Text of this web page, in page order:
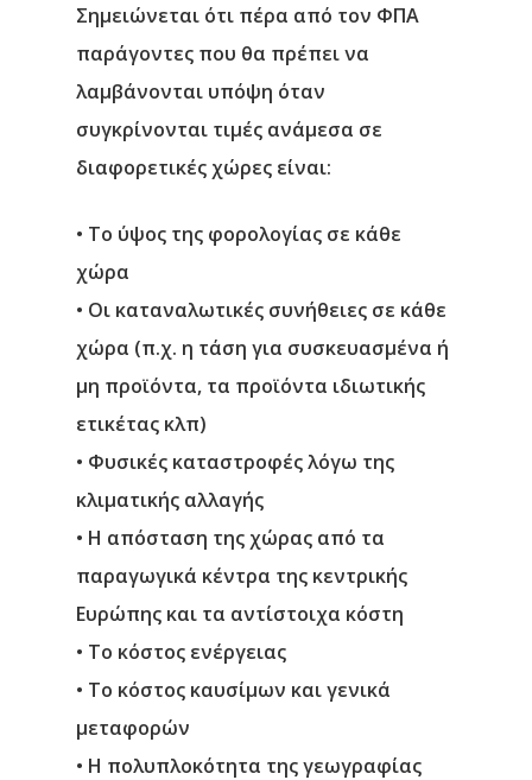
Σημειώνεται ότι πέρα από τον ΦΠΑ
παράγοντες που θα πρέπει να
λαμβάνονται υπόψη όταν
συγκρίνονται τιμές ανάμεσα σε
διαφορετικές χώρες είναι:
• Το ύψος της φορολογίας σε κάθε
χώρα
• Οι καταναλωτικές συνήθειες σε κάθε
χώρα (π.χ. η τάση για συσκευασμένα ή
μη προϊόντα, τα προϊόντα ιδιωτικής
ετικέτας κλπ)
• Φυσικές καταστροφές λόγω της
κλιματικής αλλαγής
• Η απόσταση της χώρας από τα
παραγωγικά κέντρα της κεντρικής
Ευρώπης και τα αντίστοιχα κόστη
• Το κόστος ενέργειας
• Το κόστος καυσίμων και γενικά
μεταφορών
• Η πολυπλοκότητα της γεωγραφίας